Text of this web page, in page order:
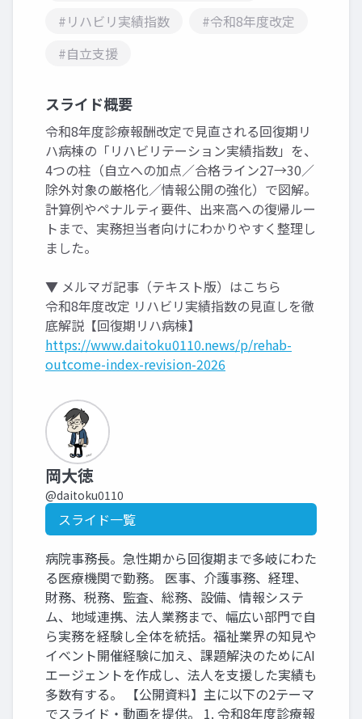
#リハビリ実績指数
#令和8年度改定
#自立支援
スライド概要
令和8年度診療報酬改定で見直される回復期リ
ハ病棟の「リハビリテーション実績指数」を、
4つの柱（自立への加点／合格ライン27→30／
除外対象の厳格化／情報公開の強化）で図解。
計算例やペナルティ要件、出来高への復帰ルー
トまで、実務担当者向けにわかりやすく整理し
ました。
▼ メルマガ記事（テキスト版）はこちら
令和8年度改定 リハビリ実績指数の見直しを徹
底解説【回復期リハ病棟】
https://www.daitoku0110.news/p/rehab-
outcome-index-revision-2026
岡大徳
@daitoku0110
スライド一覧
病院事務長。急性期から回復期まで多岐にわた
る医療機関で勤務。 医事、介護事務、経理、
財務、税務、監査、総務、設備、情報システ
ム、地域連携、法人業務まで、幅広い部門で自
ら実務を経験し全体を統括。福祉業界の知見や
イベント開催経験に加え、課題解決のためにAI
エージェントを作成し、法人を支援した実績も
多数有する。 【公開資料】主に以下の2テーマ
でスライド・動画を提供。 1. 令和8年度診療報